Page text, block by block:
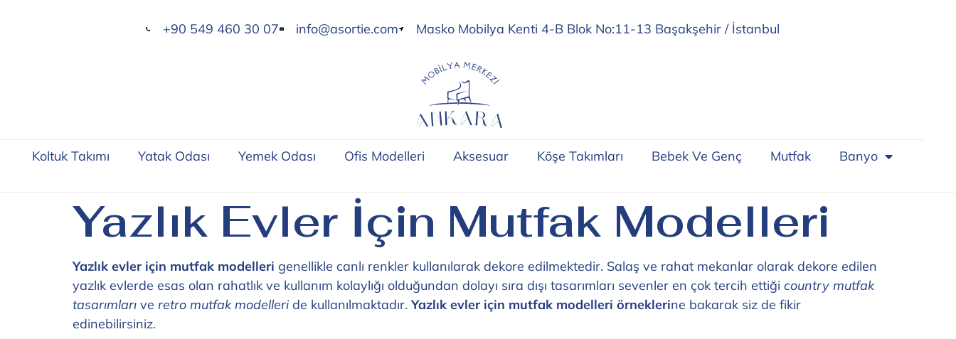
+90 549 460 30 07 info@asortie.com Masko Mobilya Kenti 4-B Blok No:11-13 Başakşehir / İstanbul
Koltuk Takımı Yatak Odası Yemek Odası Ofis Modelleri Aksesuar Köşe Takımları Bebek Ve Genç Mutfak Banyo
Yazlık Evler İçin Mutfak Modelleri
Yazlık evler için mutfak modelleri genellikle canlı renkler kullanılarak dekore edilmektedir. Salaş ve rahat mekanlar olarak dekore edilen
yazlık evlerde esas olan rahatlık ve kullanım kolaylığı olduğundan dolayı sıra dışı tasarımları sevenler en çok tercih ettiği country mutfak
tasarımları ve retro mutfak modelleri de kullanılmaktadır.Yazlık evler için mutfak modelleri örneklerine bakarak siz de fikir
edinebilirsiniz.